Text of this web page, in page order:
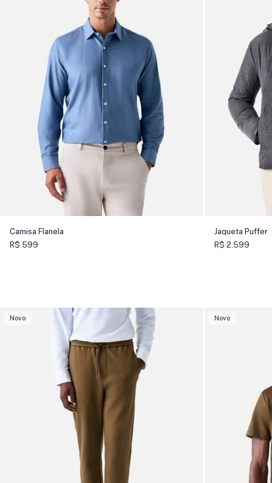
Camisa Flanela
R$ 599
Jaqueta Puffer
R$ 2.599
Novo Novo